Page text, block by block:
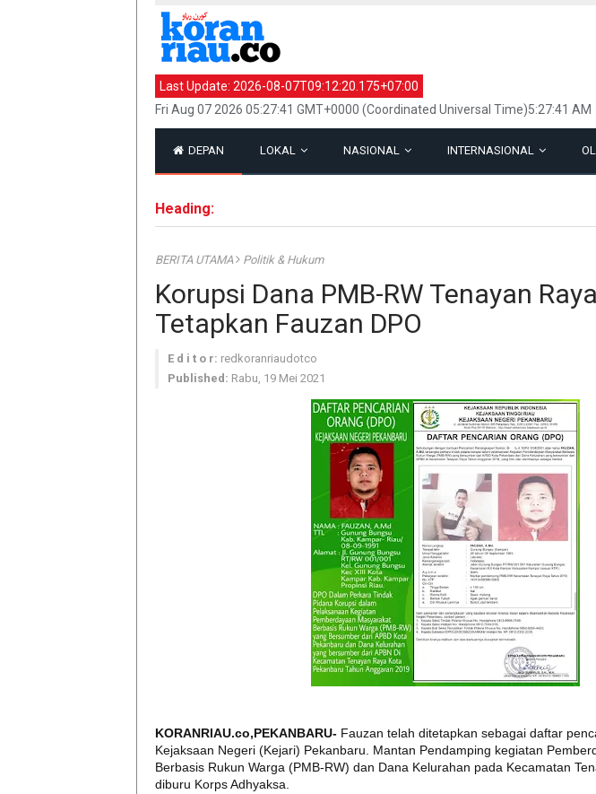
Last Update: 2026-08-07T09:12:20.175+07:00
Fri Aug 07 2026 05:27:41 GMT+0000 (Coordinated Universal Time)5:27:41 AM
DEPAN LOKAL NASIONAL INTERNASIONAL
Heading:
BERITA UTAMA Politik & Hukum
Korupsi Dana PMB-RW Tenayan
Tetapkan Fauzan DPO
E d i t o r: redkoranriaudotco
Published: Rabu, 19 Mei 2021
KORANRIAU.co,PEKANBARU- Fauzan telah ditetapkan sebagai daftar
Kejaksaan Negeri (Kejari) Pekanbaru. Mantan Pendamping kegiatan
Berbasis Rukun Warga (PMB-RW) dan Dana Kelurahan pada Kecamatan
diburu Korps Adhyaksa.